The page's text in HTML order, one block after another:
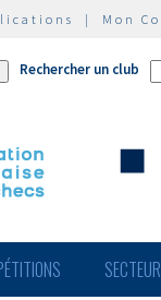
| Mon
Rechercher un club